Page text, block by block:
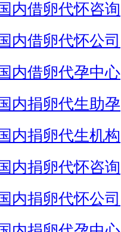
内借卵代怀咨询
内借卵代怀公司
内借卵代孕中心
内捐卵代生助孕
内捐卵代生机构
内捐卵代怀咨询
内捐卵代怀公司